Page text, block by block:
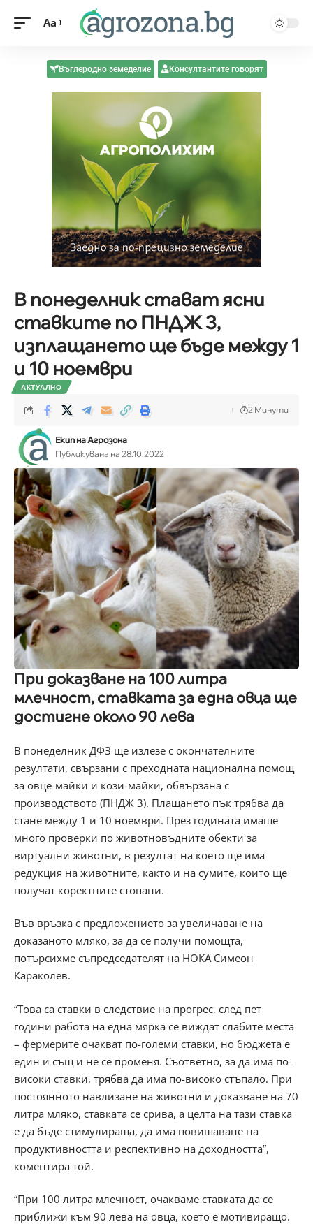
Aa
Въглеродно земеделие Консултантите говорят
В понеделник стават ясни
ставките по ПНДЖ 3,
изплащането ще бъде между 1
и 10 ноември
АКТУАЛНО
Екип на Агрозона
Публикувана на 28.10.2022
2 Минути
При доказване на 100 литра
млечност, ставката за една овца ще
достигне около 90 лева
В понеделник ДФЗ ще излезе с окончателните
резултати, свързани с преходната национална помощ
за овце-майки и кози-майки, обвързана с
производството (ПНДЖ 3). Плащането пък трябва да
стане между 1 и 10 ноември. През годината имаше
много проверки по животновъдните обекти за
виртуални животни, в резултат на което ще има
редукция на животните, както и на сумите, които ще
получат коректните стопани.
Във връзка с предложението за увеличаване на
доказаното мляко, за да се получи помощта,
потърсихме съпредседателят на НОКА Симеон
Караколев.
“Това са ставки в следствие на прогрес, след пет
години работа на една мярка се виждат слабите места
– фермерите очакват по-големи ставки, но бюджета е
един и същ и не се променя. Съответно, за да има по-
високи ставки, трябва да има по-високо стъпало. При
постоянното навлизане на животни и доказване на 70
литра мляко, ставката се срива, а целта на тази ставка
е да бъде стимулираща, да има повишаване на
продуктивността и респективно на доходността”,
коментира той.
“При 100 литра млечност, очакваме ставката да се
приближи към 90 лева на овца, което е мотивиращо.